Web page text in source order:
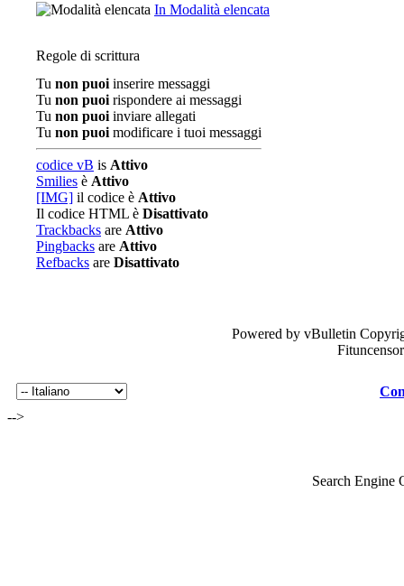
In Modalità elencata
Regole di scrittura
Tu non puoi inserire messaggi
Tu non puoi rispondere ai messaggi
Tu non puoi inviare allegati
Tu non puoi modificare i tuoi messaggi
codice vB is Attivo
Smilies è Attivo
[IMG] il codice è Attivo
Il codice HTML è Disattivato
Trackbacks are Attivo
Pingbacks are Attivo
Refbacks are Disattivato
Powered by vBulletin
-->
Search Engine